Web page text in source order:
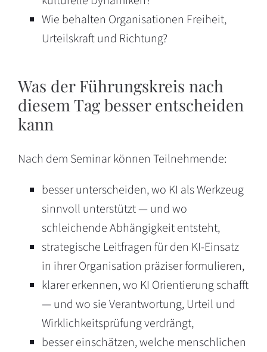
Wie behalten Organisationen Freiheit,
Urteilskraft und Richtung?
Was der Führungskreis nach
diesem Tag besser entscheiden
kann
Nach dem Seminar können Teilnehmende:
besser unterscheiden, wo KI als Werkzeug
sinnvoll unterstützt — und wo
schleichende Abhängigkeit entsteht,
strategische Leitfragen für den KI-Einsatz
in ihrer Organisation präziser formulieren,
klarer erkennen, wo KI Orientierung schafft
— und wo sie Verantwortung, Urteil und
Wirklichkeitsprüfung verdrängt,
besser einschätzen, welche menschlichen